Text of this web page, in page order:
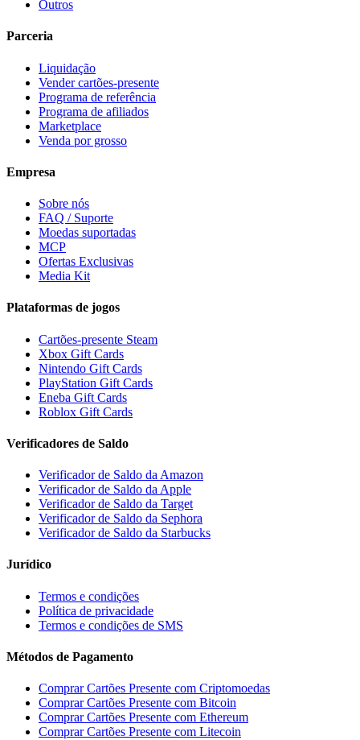
Outros
Parceria
Liquidação
Vender cartões-presente
Programa de referência
Programa de afiliados
Marketplace
Venda por grosso
Empresa
Sobre nós
FAQ / Suporte
Moedas suportadas
MCP
Ofertas Exclusivas
Media Kit
Plataformas de jogos
Cartões-presente Steam
Xbox Gift Cards
Nintendo Gift Cards
PlayStation Gift Cards
Eneba Gift Cards
Roblox Gift Cards
Verificadores de Saldo
Verificador de Saldo da Amazon
Verificador de Saldo da Apple
Verificador de Saldo da Target
Verificador de Saldo da Sephora
Verificador de Saldo da Starbucks
Jurídico
Termos e condições
Política de privacidade
Termos e condições de SMS
Métodos de Pagamento
Comprar Cartões Presente com Criptomoedas
Comprar Cartões Presente com Bitcoin
Comprar Cartões Presente com Ethereum
Comprar Cartões Presente com Litecoin